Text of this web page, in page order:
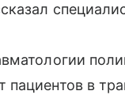
пациентов в